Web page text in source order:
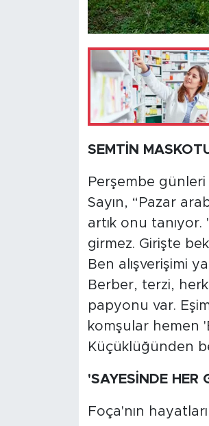
SEMTİN
Perşembe
Sayın, “Pazar
artık onu
girmez. Girişte
Ben alışverişimi
Berber, terzi,
papyonu var.
komşular hemen
Küçüklüğünden
'SAYESİNDE HER
Foça'nın